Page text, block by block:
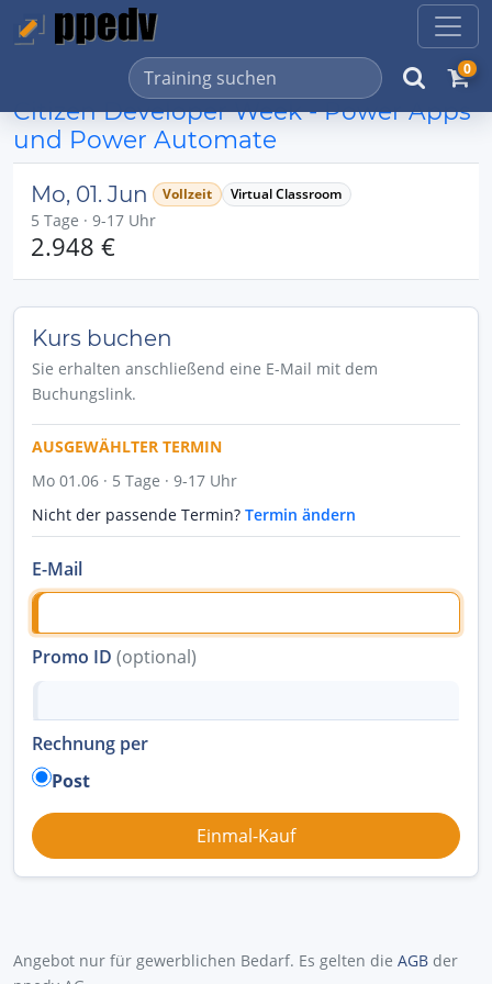
0
Citizen Developer Week - Power Apps
und Power Automate
Mo, 01. Jun Vollzeit Virtual Classroom
5 Tage · 9-17 Uhr
2.948 €
Kurs buchen
Sie erhalten anschließend eine E-Mail mit dem
Buchungslink.
AUSGEWÄHLTER TERMIN
Mo 01.06 · 5 Tage · 9-17 Uhr
Nicht der passende Termin? Termin ändern
E-Mail
Promo ID (optional)
Rechnung per
Post
Angebot nur für gewerblichen Bedarf. Es gelten die AGB der